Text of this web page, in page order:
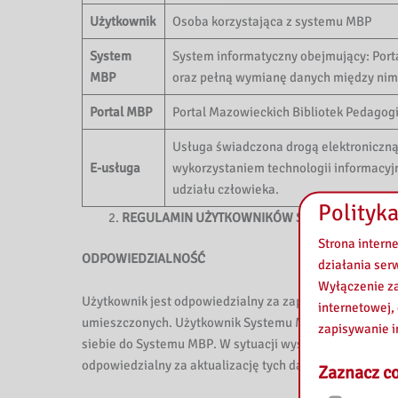
Użytkownik Osoba korzystająca z systemu MBP
System
MBP
System informatyczny obejmujący:
oraz pełną wymianę danych między
Portal MBP Portal Mazowieckich Bibliotek
E-usługa
Usługa świadczona drogą
wykorzystaniem technologii
udziału człowieka.
REGULAMIN UŻYTKOWNIKÓW SYSTEMU MBP
ODPOWIEDZIALNOŚĆ
Użytkownik jest odpowiedzialny za zapoznanie się z
umieszczonych. Użytkownik Systemu MBP jest
siebie do Systemu MBP. W sytuacji wystąpienia zmian
odpowiedzialny za aktualizację tych danych, aby były
Strona
działania
Wyłączenie
internetowej,
zapisywanie
Zaznacz